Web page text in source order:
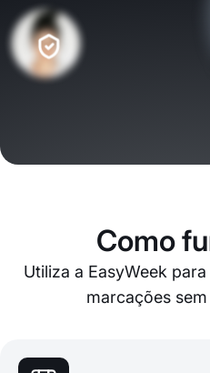
Como
Utiliza a EasyWeek
marcações